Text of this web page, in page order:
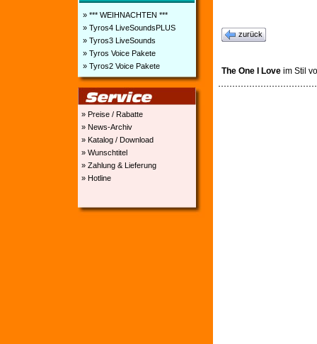
» *** WEIHNACHTEN ***
» Tyros4 LiveSoundsPLUS
» Tyros3 LiveSounds
» Tyros Voice Pakete
» Tyros2 Voice Pakete
» Preise / Rabatte
» News-Archiv
» Katalog / Download
» Wunschtitel
» Zahlung & Lieferung
» Hotline
zurück
The One I Love im Stil